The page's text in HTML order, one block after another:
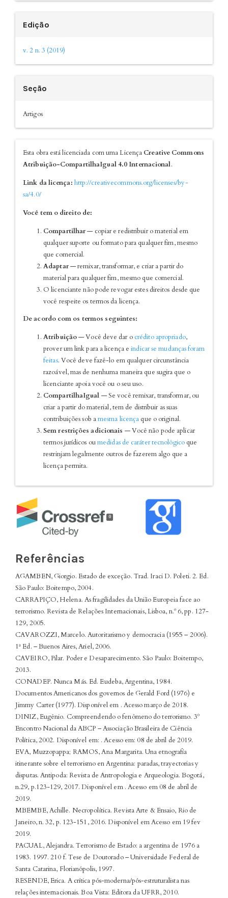
Edição
v. 2 n. 3 (2019)
Seção
Artigos
Esta obra está licenciada com uma Licença Creative Commons
Atribuição-CompartilhaIgual 4.0 Internacional.
Link da licença: http://creativecommons.org/licenses/by-
sa/4.0/
Você tem o direito de:
Compartilhar— copiar e redistribuir o material em
qualquer suporte ou formato para qualquer fim, mesmo
que comercial.
Adaptar— remixar, transformar, e criar a partir do
material para qualquer fim, mesmo que comercial.
O licenciante não pode revogar estes direitos desde que
você respeite os termos da licença.
De acordo com os termos seguintes:
Atribuição— Você deve dar o crédito apropriado,
prover um link para a licença eindicar se mudanças foram
feitas. Você deve fazê-lo em qualquer circunstância
razoável, mas de nenhuma maneira que sugira que o
licenciante apoia você ou o seu uso.
CompartilhaIgual — Se você remixar, transformar, ou
criar a partir do material, tem de distribuir as suas
contribuições sob amesma licença que o original.
Sem restrições adicionais — Você não pode aplicar
termos jurídicos oumedidas de caráter tecnológico que
restrinjam legalmente outros de fazerem algo que a
licença permita.
0
Referências
AGAMBEN, Giorgio. Estado de exceção. Trad. Iraci D. Poleti. 2. Ed.
São Paulo: Boitempo, 2004.
CARRAPIÇO, Helena. As fragilidades da União Europeia face ao
terrorismo. Revista de Relações Internacionais, Lisboa, n.º 6, pp. 127-
129, 2005.
CAVAROZZI, Marcelo. Autoritarismo y democracia (1955 – 2006).
1ª Ed. – Buenos Aires, Ariel, 2006.
CAVEIRO, Pilar. Poder e Desaparecimento. São Paulo: Boitempo,
2013.
CONADEP. Nunca Más. Ed. Eudeba, Argentina, 1984.
Documentos Americanos dos governos de Gerald Ford (1976) e
Jimmy Carter (1977). Disponível em . Acesso março de 2018.
DINIZ, Eugênio. Compreendendo o fenômeno do terrorismo. 3º
Encontro Nacional da ABCP – Associação Brasileira de Ciência
Política, 2002. Disponível em: . Acesso em: 08 de abril de 2019.
EVA, Muzzopappa; RAMOS, Ana Margarita. Una etnografía
itinerante sobre el terrorismo en Argentina: paradas, trayectorias y
disputas. Antipoda: Revista de Antropologia e Arqueologia. Bogotá,
n.29, p.123-129, 2017. Disponível em . Acesso em 08 de abril de
2019.
MBEMBE, Achille. Necropolítica. Revista Arte & Ensaio, Rio de
Janeiro, n. 32, p. 123-151, 2016. Disponível emAcesso em 19 fev
2019.
PACUAL, Alejandra. Terrorismo de Estado: a argentina de 1976 a
1983. 1997. 210 f. Tese de Doutorado – Universidade Federal de
Santa Catarina, Florianópolis, 1997.
RESENDE, Erica. A crítica pós-moderna/pós-estruturalista nas
relações internacionais. Boa Vista: Editora da UFRR, 2010.